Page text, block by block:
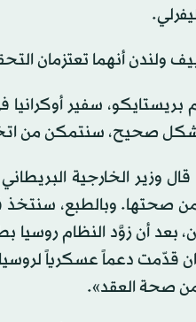
ولندن أنهما تعتزمان
بريستايكو، سفير
صحيح، سنتمكن من
وزير الخارجية
صحتها. وبالطبع، سنتخذ
بعد أن زوَّد النظام روسيا
قدّمت دعماً عسكرياً
من صحة العقد».